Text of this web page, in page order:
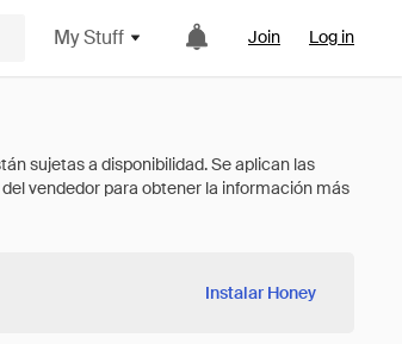
My Stuff Join Log in
Instalar Honey